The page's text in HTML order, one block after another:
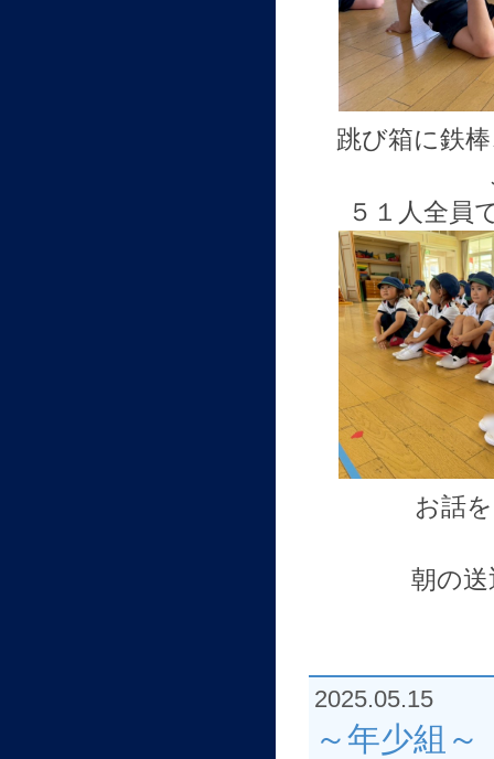
跳び箱に鉄
５１人全員
お話
朝の
2025.05.15
～年少組～